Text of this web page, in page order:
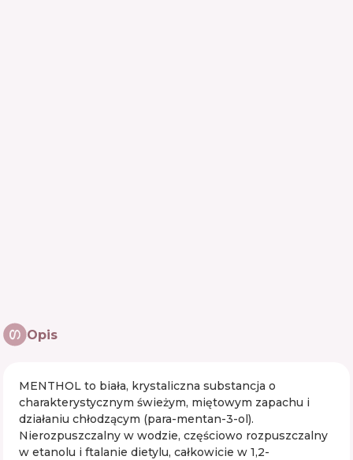
Opis
MENTHOL to biała, krystaliczna substancja o
charakterystycznym świeżym, miętowym zapachu i
działaniu chłodzącym (para-mentan-3-ol).
Nierozpuszczalny w wodzie, częściowo rozpuszczalny
w etanolu i ftalanie dietylu, całkowicie w 1,2-